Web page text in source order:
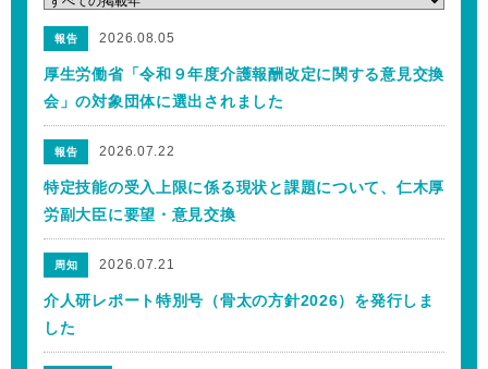
報告 2026.08.05
厚生労働省「令和９年度介護報酬改定に関する意見交換
会」の対象団体に選出されました
報告 2026.07.22
特定技能の受入上限に係る現状と課題について、仁木厚
労副大臣に要望・意見交換
周知 2026.07.21
介人研レポート特別号（骨太の方針2026）を発行しま
した